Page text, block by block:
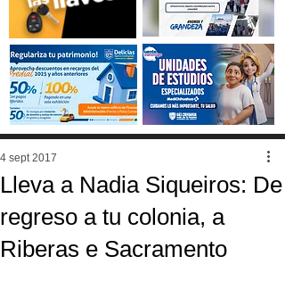
Lleva a Nadia Siqueiros: De
regreso a tu colonia, a
Riberas e Sacramento
4 sept 2017